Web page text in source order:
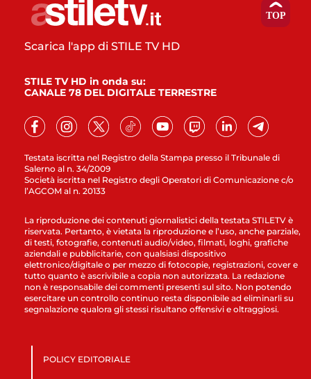
Testata iscritta nel Registro della Stampa presso il Tribunale di
Salerno al n. 34/2009
Società iscritta nel Registro degli Operatori di Comunicazione c/o
l’AGCOM al n. 20133
Scarica l'app di STILE TV HD
STILE TV HD in onda su:
CANALE 78 DEL DIGITALE TERRESTRE
La riproduzione dei contenuti giornalistici della testata STILETV è
riservata. Pertanto, è vietata la riproduzione e l’uso, anche parziale,
di testi, fotografie, contenuti audio/video, filmati, loghi, grafiche
aziendali e pubblicitarie, con qualsiasi dispositivo
elettronico/digitale o per mezzo di fotocopie, registrazioni, cover e
tutto quanto è ascrivibile a copia non autorizzata. La redazione
non è responsabile dei commenti presenti sul sito. Non potendo
esercitare un controllo continuo resta disponibile ad eliminarli su
segnalazione qualora gli stessi risultano offensivi e oltraggiosi.
POLICY EDITORIALE